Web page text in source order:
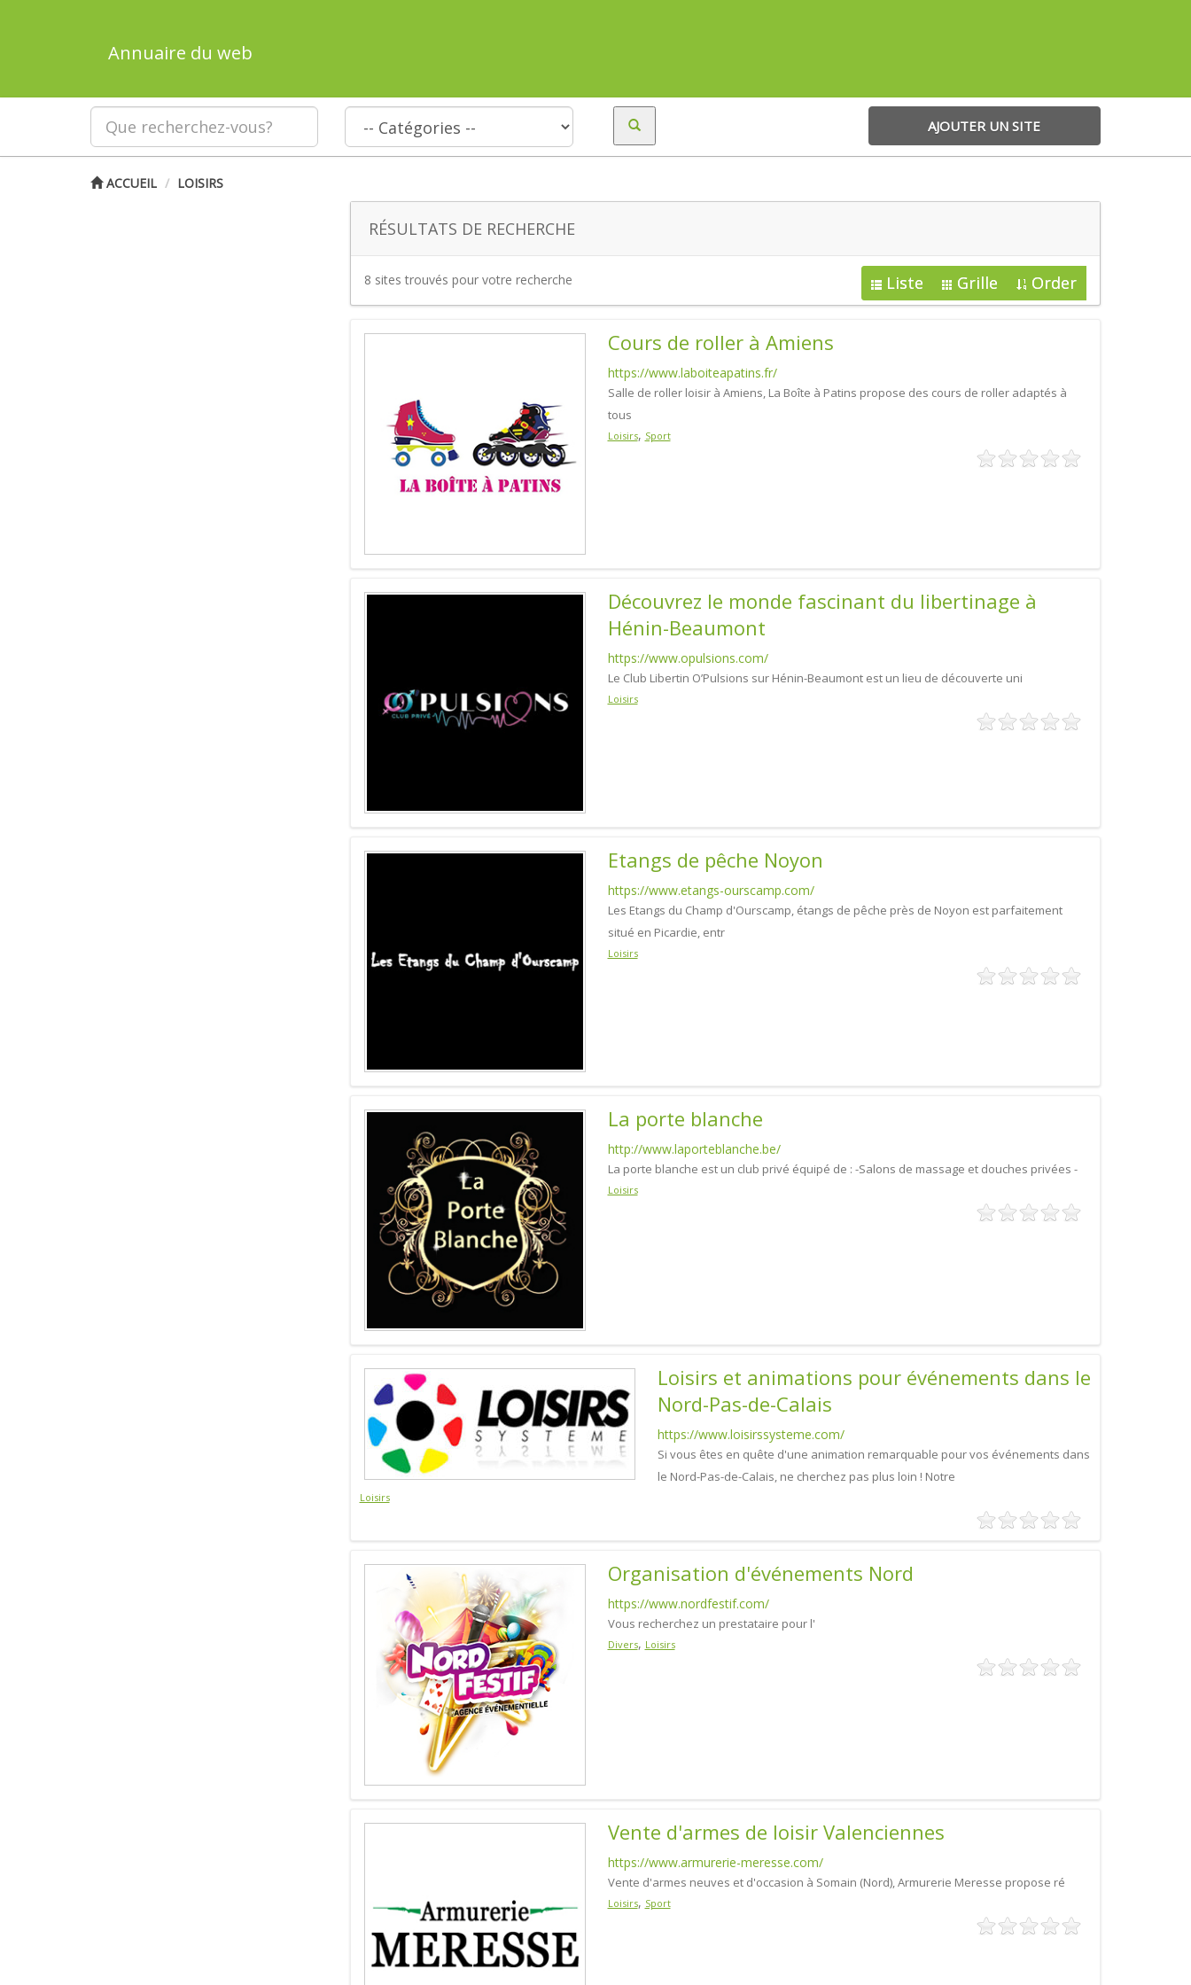
Annuaire du web
AJOUTER UN SITE
ACCUEIL LOISIRS
RÉSULTATS DE RECHERCHE
8 sites trouvés pour votre recherche Liste Grille Order
Cours de roller à Amiens
https://www.laboiteapatins.fr/
Salle de roller loisir à Amiens, La Boîte à Patins propose des cours de roller adaptés à
tous
Loisirs, Sport
Découvrez le monde fascinant du libertinage à
Hénin-Beaumont
https://www.opulsions.com/
Le Club Libertin O’Pulsions sur Hénin-Beaumont est un lieu de découverte uni
Loisirs
Etangs de pêche Noyon
https://www.etangs-ourscamp.com/
Les Etangs du Champ d'Ourscamp, étangs de pêche près de Noyon est parfaitement
situé en Picardie, entr
Loisirs
La porte blanche
http://www.laporteblanche.be/
La porte blanche est un club privé équipé de : -Salons de massage et douches privées -
Loisirs
Loisirs et animations pour événements dans le
Nord-Pas-de-Calais
https://www.loisirssysteme.com/
Si vous êtes en quête d'une animation remarquable pour vos événements dans
le Nord-Pas-de-Calais, ne cherchez pas plus loin ! Notre
Loisirs
Organisation d'événements Nord
https://www.nordfestif.com/
Vous recherchez un prestataire pour l'
Divers, Loisirs
Vente d'armes de loisir Valenciennes
https://www.armurerie-meresse.com/
Vente d'armes neuves et d'occasion à Somain (Nord), Armurerie Meresse propose ré
Loisirs, Sport